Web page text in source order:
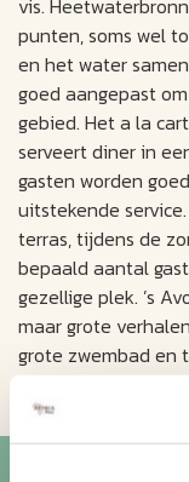
vis.
punten, soms wel
en het water
goed aangepast
gebied. Het a la
serveert diner in
gasten worden
uitstekende
terras, tijdens de
bepaald aantal
gezellige plek. ’s
maar grote
grote zwembad en
en aloë bomen.